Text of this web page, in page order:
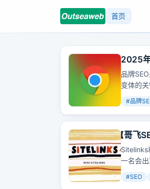
首页
2025
略！
品牌
变体的
时，品
#品牌
【哥飞
Sitelinks
一名会
#SEO